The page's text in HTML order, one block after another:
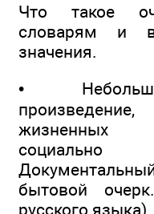
Что такое
словарям и
значения.
•
жизненных
бытовой
русского языка)